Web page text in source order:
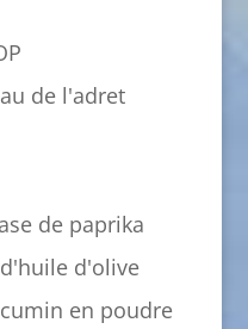
de l'adret
de paprika
d'olive
en poudre